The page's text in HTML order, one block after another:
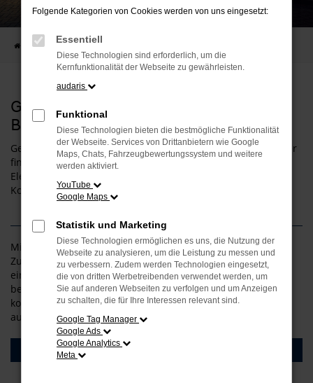
Startseite Unternehmen
Gebrauchte Elektromodelle mit
Batteriezertifikat
Gebrauchte Elektromodelle jetzt ohne Bedenken kaufen oder
finanzieren! Bei uns bekommen Sie gebrauchte
Elektromodelle mit Batteriezertifikat. Nehmen Sie jetzt
Kontakt mit uns auf.
Mit einem Batteriezertifikat erhalten Sie informationen zum
Zustand der Hochvoltbatterie. Das erleichtert die Auswahl
eines gebrauchten Elektrofahrzeugs. Sie bekommen bei uns
bei einem gebrauchten Elekrofahrzeug immer ein
kostenfreies Batteriezertifikat. So sind Sie bei ihrem E-Auto
auf der sicheren Seite.
Unsere gebrauchten E-Autos
Folgende Kategorien von Cookies werden von uns eingesetzt:
Essentiell
Diese Technologien sind erforderlich, um die
Kernfunktionalität der Webseite zu gewährleisten.
audaris
Funktional
Diese Technologien bieten die bestmögliche Funktionalität
der Webseite. Services von Drittanbietern wie Google
Maps, Chats, Fahrzeugbewertungssystem und weitere
werden aktiviert.
YouTube
Google Maps
Statistik und Marketing
Diese Technologien ermöglichen es uns, die Nutzung der
Webseite zu analysieren, um die Leistung zu messen und
zu verbessern. Zudem werden Technologien eingesetzt,
die von dritten Werbetreibenden verwendet werden, um
Sie auf anderen Webseiten zu verfolgen und um Anzeigen
zu schalten, die für Ihre Interessen relevant sind.
Google Tag Manager
Google Ads
Google Analytics
Meta